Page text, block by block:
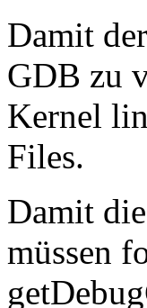
Damit
GDB zu
Kernel
Files.
Damit
müssen